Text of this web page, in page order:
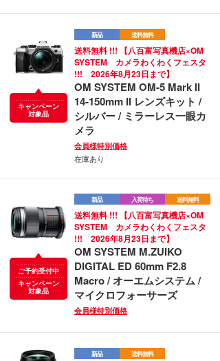
キャンペーン
対象品
新品 送料無料
送料無料 !!! 【八百富写真機店×OM
SYSTEM カメラわくわくフェスタ
!!! 2026年8月23日まで】
OM SYSTEM OM-5 Mark II
14-150mm II レンズキット /
シルバー / ミラーレス一眼カ
メラ
会員様特別価格
在庫あり
ご予約受付中
キャンペーン
対象品
新品 入荷待ち 送料無料
送料無料 !!! 【八百富写真機店×OM
SYSTEM カメラわくわくフェスタ
!!! 2026年8月23日まで】
OM SYSTEM M.ZUIKO
DIGITAL ED 60mm F2.8
Macro / オーエムシステム /
マイクロフォーサーズ
会員様特別価格
新品 送料無料